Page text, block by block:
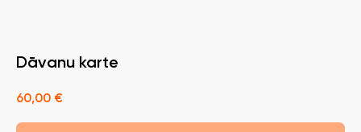
Dāvanu karte
60,00 €